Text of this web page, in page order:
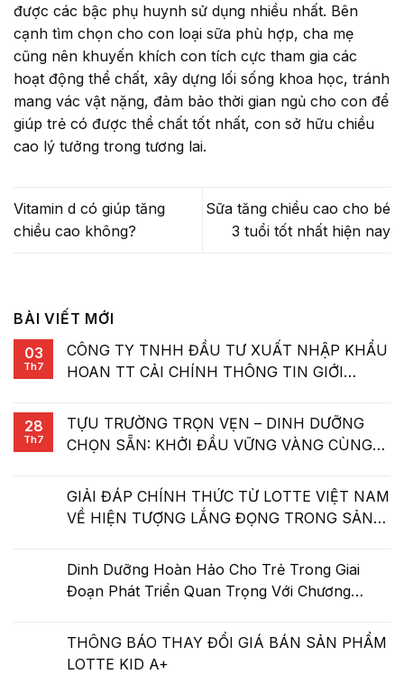
được các bậc phụ huynh sử dụng nhiều nhất. Bên
cạnh tìm chọn cho con loại sữa phù hợp, cha mẹ
cũng nên khuyến khích con tích cực tham gia các
hoạt động thể chất, xây dựng lối sống khoa học, tránh
mang vác vật nặng, đảm bảo thời gian ngủ cho con để
giúp trẻ có được thể chất tốt nhất, con sở hữu chiều
cao lý tưởng trong tương lai.
Vitamin d có giúp tăng
chiều cao không?
Sữa tăng chiều cao cho bé
3 tuổi tốt nhất hiện nay
BÀI VIẾT MỚI
03
Th7
CÔNG TY TNHH ĐẦU TƯ XUẤT NHẬP KHẨU
HOAN TT CẢI CHÍNH THÔNG TIN GIỚI
28
Th7
TỰU TRƯỜNG TRỌN VẸN – DINH DƯỠNG
CHỌN SẴN: KHỞI ĐẦU VỮNG VÀNG CÙNG
GIẢI ĐÁP CHÍNH THỨC TỪ LOTTE VIỆT NAM
VỀ HIỆN TƯỢNG LẮNG ĐỌNG TRONG SẢN
Dinh Dưỡng Hoàn Hảo Cho Trẻ Trong Giai
Đoạn Phát Triển Quan Trọng Với Chương
Mẽ”
THÔNG BÁO THAY ĐỔI GIÁ BÁN SẢN PHẨM
LOTTE KID A+